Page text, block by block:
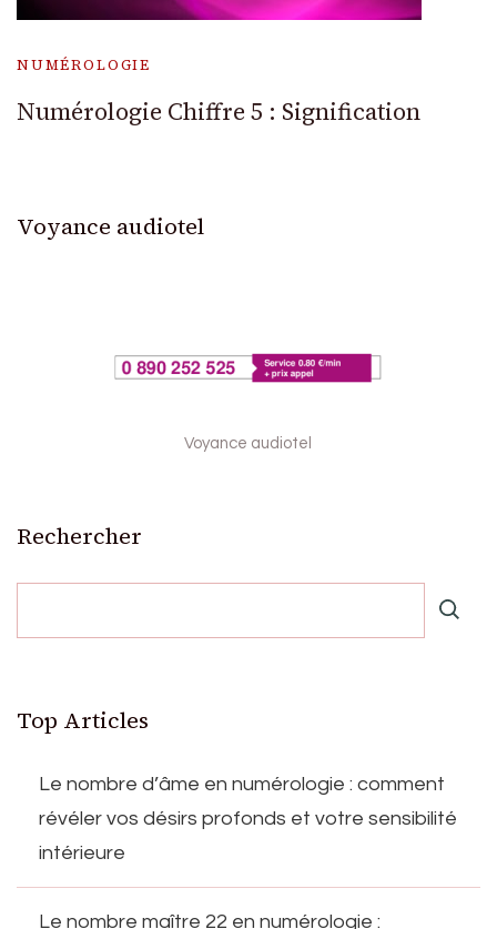
NUMÉROLOGIE
Numérologie Chiffre 5 : Signification
Voyance audiotel
Voyance audiotel
Rechercher
Top Articles
Le nombre d’âme en numérologie : comment
révéler vos désirs profonds et votre sensibilité
intérieure
Le nombre maître 22 en numérologie :